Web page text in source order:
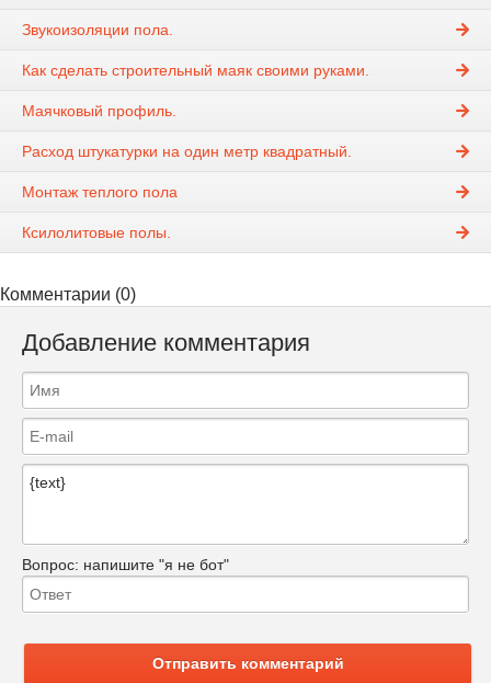
Звукоизоляции пола.
Как сделать строительный маяк своими руками.
Маячковый профиль.
Расход штукатурки на один метр квадратный.
Монтаж теплого пола
Ксилолитовые полы.
Комментарии (0)
Добавление комментария
Вопрос: напишите "я не бот"
Отправить комментарий